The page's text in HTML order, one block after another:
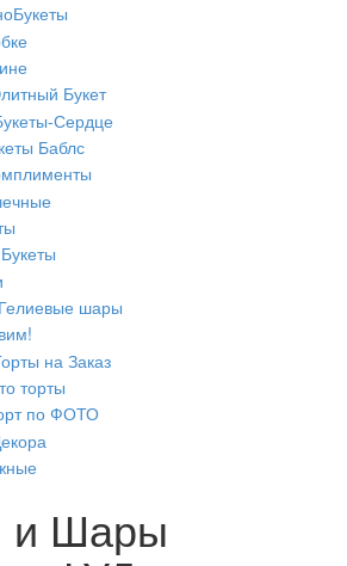
Букет
Сердце
Баблс
Гелиевые шары
на Заказ
торты
по ФОТО
Шары